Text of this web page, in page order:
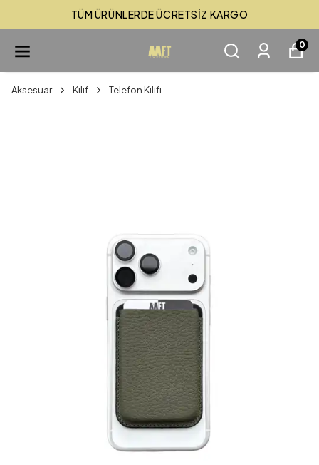
TÜM ÜRÜNLERDE ÜCRETSİZ KARGO
0
Aksesuar Kılıf Telefon Kılıfı